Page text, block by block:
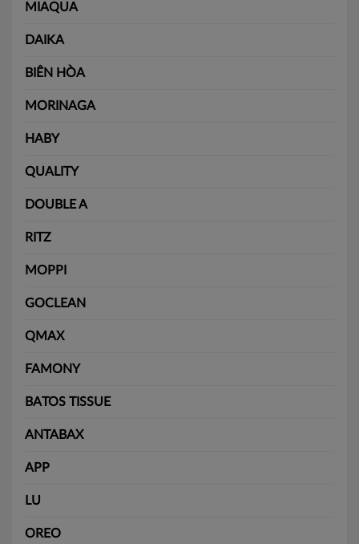
MIAQUA
DAIKA
BIÊN HÒA
MORINAGA
HABY
QUALITY
DOUBLE A
RITZ
MOPPI
GOCLEAN
QMAX
FAMONY
BATOS TISSUE
ANTABAX
APP
LU
OREO